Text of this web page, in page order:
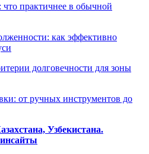
что практичнее в обычной
как эффективно
долговечности для зоны
от ручных инструментов до
Узбекистана.